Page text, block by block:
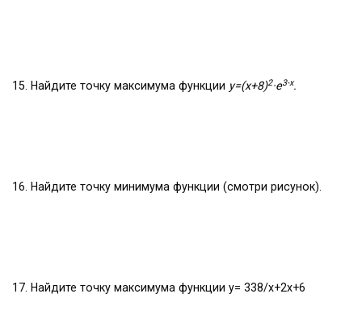
15. Найдите точку максимума функции y=(x+8)2·e3-x.
16. Найдите точку минимума функции (смотри рисунок).
17. Найдите точку максимума функции y= 338/x+2x+6